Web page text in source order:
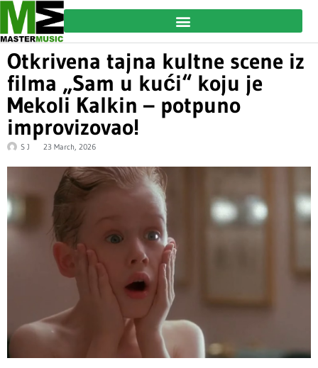
Otkrivena tajna kultne scene iz
filma „Sam u kući“ koju je
Mekoli Kalkin – potpuno
improvizovao!
S J 23 March, 2026